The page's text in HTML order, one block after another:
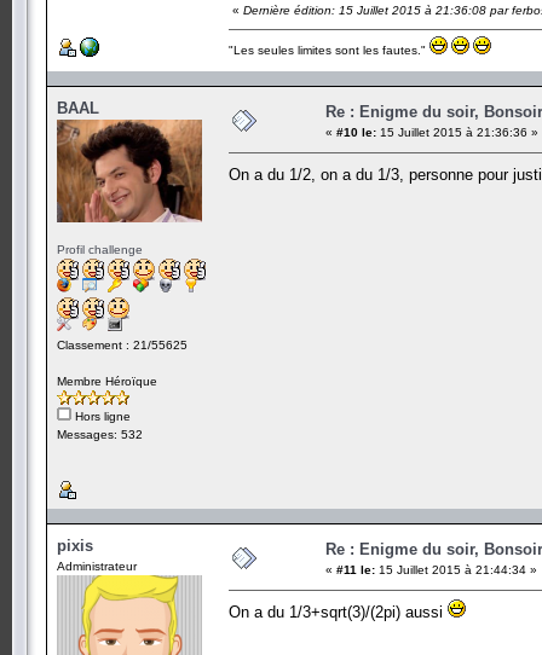
« Dernière édition: 15 Juillet 2015 à 21:36:08 par
"Les seules limites sont les fautes."
BAAL
Profil challenge
Classement : 21/55625
Membre Héroïque
Hors ligne
Messages: 532
Re : Enigme du soir,
« #10 le: 15 Juillet 2015 à 21:36:36 »
On a du 1/2, on a du 1/3, personne pour
pixis
Administrateur
Re : Enigme du soir,
« #11 le: 15 Juillet 2015 à 21:44:34 »
On a du 1/3+sqrt(3)/(2pi) aussi